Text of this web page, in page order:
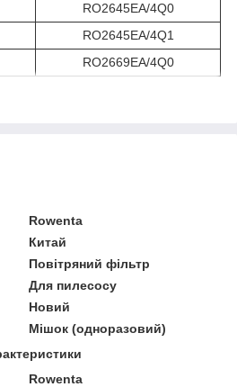
RO2645EA/4Q0
RO2645EA/4Q1
RO2669EA/4Q0
Rowenta
Китай
Повітряний фільтр
Для пилесосу
Новий
Мішок (одноразовий)
Rowenta